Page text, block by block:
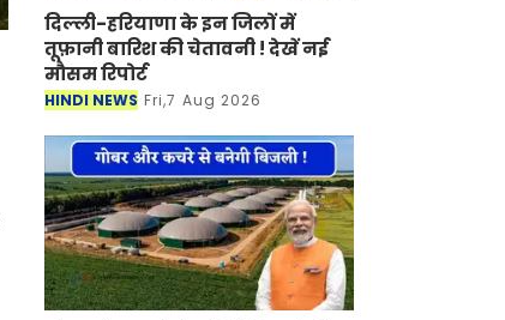
दिल्ली-हरियाणा के इन जिलों में
तूफ़ानी बारिश की चेतावनी ! देखें नई
मौसम रिपोर्ट
HINDI NEWS Fri,7 Aug 2026